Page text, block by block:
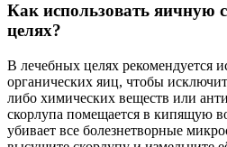
Как использовать яичную
целях?
В лечебных целях рекомендуется
органических яиц, чтобы
либо химических веществ или
скорлупа помещается в кипящую
убивает все болезнетворные